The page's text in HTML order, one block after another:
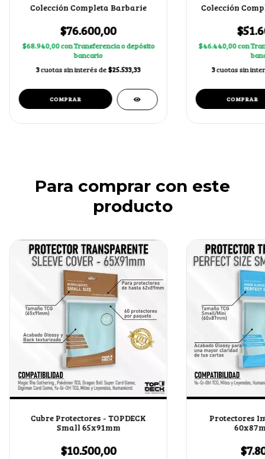
Colección Completa Barbarie
$76.600,00
$68.940,00conTransferencia o depósito
bancario
3cuotas sin interés de$25.533,33
Colección
$46.440,00con
3cuotas sin
Para comprar con este
producto
Cubre Protectores - TOPDECK
Small 65x91mm
$10.500,00
Protectores